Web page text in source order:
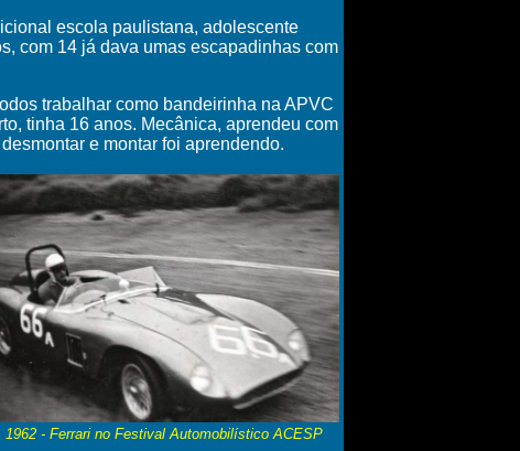
escola paulistana, adolescente
com 14 já dava umas escapadinhas com
trabalhar como bandeirinha na APVC
tinha 16 anos. Mecânica, aprendeu com
e montar foi aprendendo.
1962 - Ferrari no Festival Automobilístico ACESP